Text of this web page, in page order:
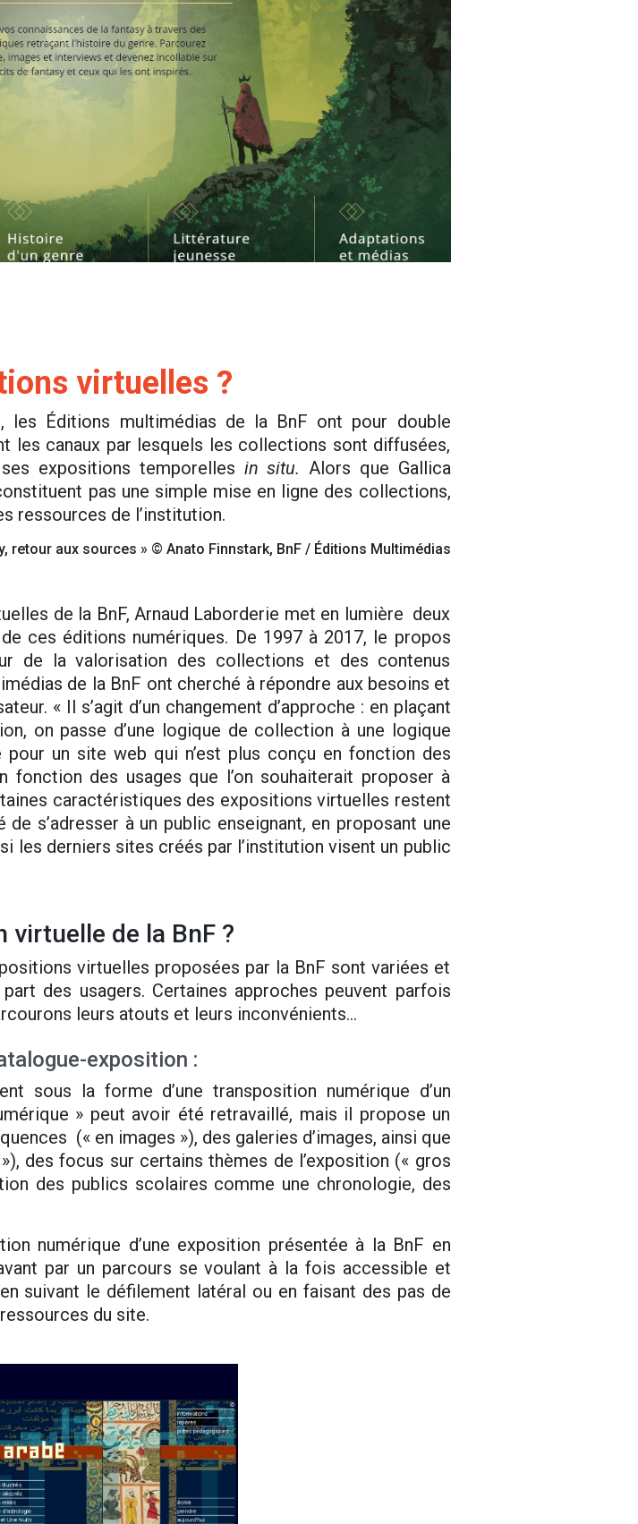
virtuelles ?
les Éditions multimédias de la BnF ont pour double
les canaux par lesquels les collections sont diffusées,
expositions temporelles in situ. Alors que Gallica
pas une simple mise en ligne des collections,
ressources de l’institution.
retour aux sources » © Anato Finnstark, BnF / Éditions Multimédias
de la BnF, Arnaud Laborderie met en lumière deux
ces éditions numériques. De 1997 à 2017, le propos
de la valorisation des collections et des contenus
de la BnF ont cherché à répondre aux besoins et
« Il s’agit d’un changement d’approche : en plaçant
on passe d’une logique de collection à une logique
pour un site web qui n’est plus conçu en fonction des
fonction des usages que l’on souhaiterait proposer à
caractéristiques des expositions virtuelles restent
s’adresser à un public enseignant, en proposant une
les derniers sites créés par l’institution visent un public
de la BnF ?
virtuelles proposées par la BnF sont variées et
des usagers. Certaines approches peuvent parfois
leurs atouts et leurs inconvénients...
exposition :
sous la forme d’une transposition numérique d’un
» peut avoir été retravaillé, mais il propose un
(« en images »), des galeries d’images, ainsi que
des focus sur certains thèmes de l’exposition (« gros
des publics scolaires comme une chronologie, des
numérique d’une exposition présentée à la BnF en
par un parcours se voulant à la fois accessible et
suivant le défilement latéral ou en faisant des pas de
du site.